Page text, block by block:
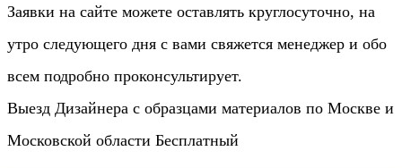
Заявки на сайте можете оставлять круглосуточно, на
утро следующего дня с вами свяжется менеджер и обо
всем подробно проконсультирует.
Выезд Дизайнера с образцами материалов по Москве и
Московской области Бесплатный